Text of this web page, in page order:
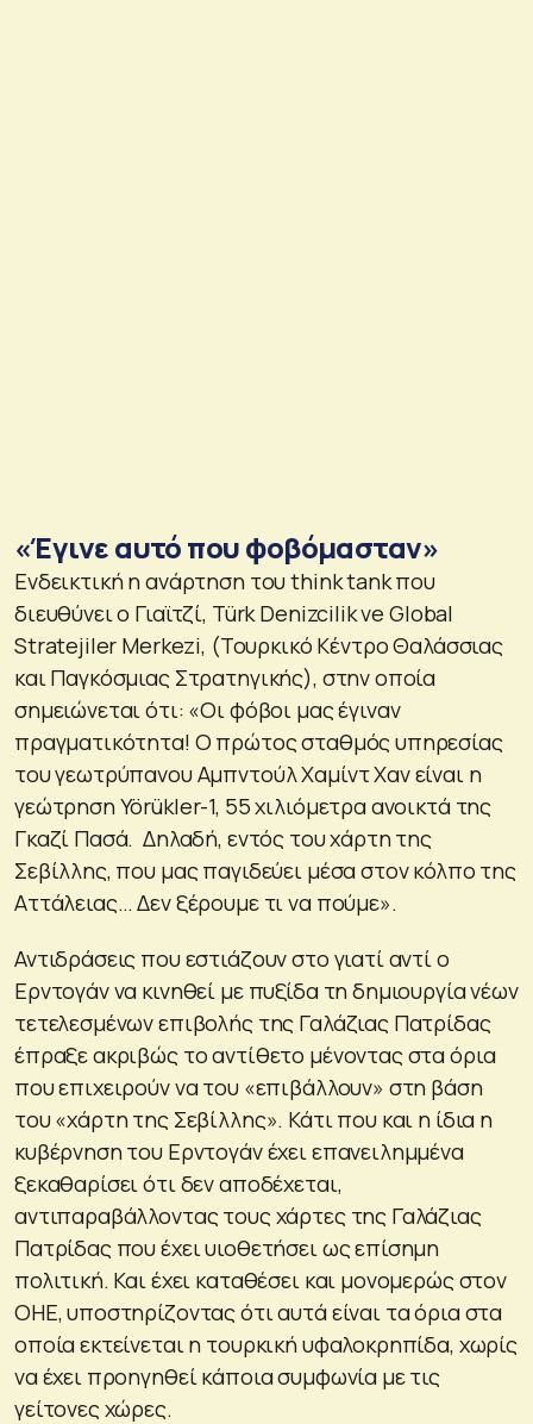
«Έγινε αυτό που φοβόμασταν»
Ενδεικτική η ανάρτηση του think tank που
διευθύνει ο Γιαϊτζί, Türk Denizcilik ve Global
Stratejiler Merkezi, (Τουρκικό Κέντρο Θαλάσσιας
και Παγκόσμιας Στρατηγικής), στην οποία
σημειώνεται ότι: «Οι φόβοι μας έγιναν
πραγματικότητα! Ο πρώτος σταθμός υπηρεσίας
του γεωτρύπανου Αμπντούλ Χαμίντ Χαν είναι η
γεώτρηση Yörükler-1, 55 χιλιόμετρα ανοικτά της
Γκαζί Πασά. Δηλαδή, εντός του χάρτη της
Σεβίλλης, που μας παγιδεύει μέσα στον κόλπο της
Αττάλειας… Δεν ξέρουμε τι να πούμε».
Αντιδράσεις που εστιάζουν στο γιατί αντί ο
Ερντογάν να κινηθεί με πυξίδα τη δημιουργία νέων
τετελεσμένων επιβολής της Γαλάζιας Πατρίδας
έπραξε ακριβώς το αντίθετο μένοντας στα όρια
που επιχειρούν να του «επιβάλλουν» στη βάση
του «χάρτη της Σεβίλλης». Κάτι που και η ίδια η
κυβέρνηση του Ερντογάν έχει επανειλημμένα
ξεκαθαρίσει ότι δεν αποδέχεται,
αντιπαραβάλλοντας τους χάρτες της Γαλάζιας
Πατρίδας που έχει υιοθετήσει ως επίσημη
πολιτική. Και έχει καταθέσει και μονομερώς στον
ΟΗΕ, υποστηρίζοντας ότι αυτά είναι τα όρια στα
οποία εκτείνεται η τουρκική υφαλοκρηπίδα, χωρίς
να έχει προηγηθεί κάποια συμφωνία με τις
γείτονες χώρες.